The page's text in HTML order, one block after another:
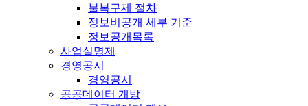
불복구제 절차
정보비공개 세부 기준
정보공개목록
사업실명제
경영공시
경영공시
공공데이터 개방